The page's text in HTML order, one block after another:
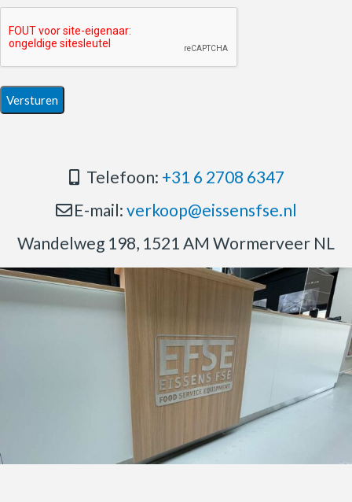
Telefoon: +31 6 2708 6347
E-mail: verkoop@eissensfse.nl
Wandelweg 198, 1521 AM Wormerveer NL